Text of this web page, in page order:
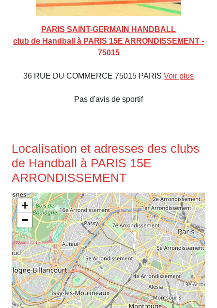
PARIS SAINT-GERMAIN HANDBALL
club de Handball à PARIS 15E ARRONDISSEMENT -
75015
36 RUE DU COMMERCE 75015 PARIS Voir plus
Pas d'avis de sportif
Localisation et adresses des clubs
de Handball à PARIS 15E
ARRONDISSEMENT
+
−